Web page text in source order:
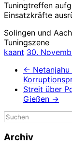
Tuningtreffen
Einsatzkräfte
Solingen und
Tuningszene
kaant 30.
←
Streit über
Gießen →
Archiv